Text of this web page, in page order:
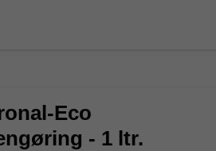
Eco
- 1 ltr.